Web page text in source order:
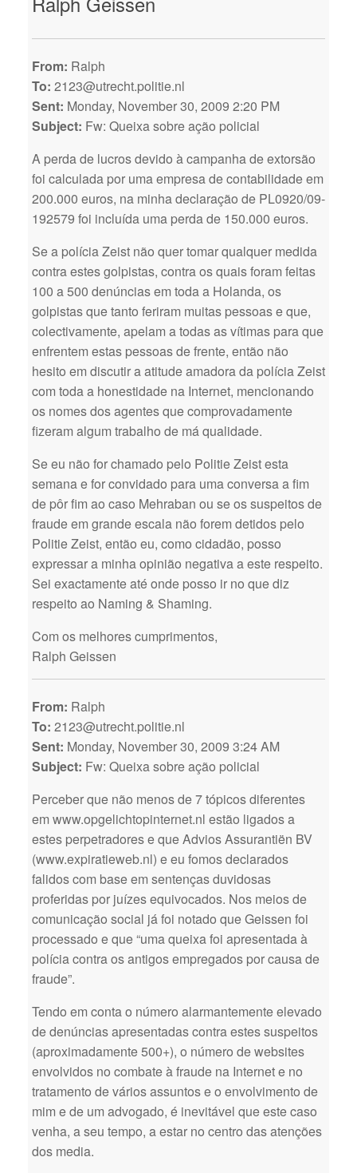
From: Ralph
To: 2123@utrecht.politie.nl
Sent: Monday, November 30, 2009 2:20 PM
Subject: Fw: Queixa sobre ação policial
A perda de lucros devido à campanha de extorsão
foi calculada por uma empresa de contabilidade em
200.000 euros, na minha declaração de PL0920/09-
192579 foi incluída uma perda de 150.000 euros.
Se a polícia Zeist não quer tomar qualquer medida
contra estes golpistas, contra os quais foram feitas
100 a 500 denúncias em toda a Holanda, os
golpistas que tanto feriram muitas pessoas e que,
colectivamente, apelam a todas as vítimas para que
enfrentem estas pessoas de frente, então não
hesito em discutir a atitude amadora da polícia Zeist
com toda a honestidade na Internet, mencionando
os nomes dos agentes que comprovadamente
fizeram algum trabalho de má qualidade.
Se eu não for chamado pelo Politie Zeist esta
semana e for convidado para uma conversa a fim
de pôr fim ao caso Mehraban ou se os suspeitos de
fraude em grande escala não forem detidos pelo
Politie Zeist, então eu, como cidadão, posso
expressar a minha opinião negativa a este respeito.
Sei exactamente até onde posso ir no que diz
respeito ao Naming & Shaming.
Com os melhores cumprimentos,
Ralph Geissen
From: Ralph
To: 2123@utrecht.politie.nl
Sent: Monday, November 30, 2009 3:24 AM
Subject: Fw: Queixa sobre ação policial
Perceber que não menos de 7 tópicos diferentes
em www.opgelichtopinternet.nl estão ligados a
estes perpetradores e que Advios Assurantiën BV
(www.expiratieweb.nl) e eu fomos declarados
falidos com base em sentenças duvidosas
proferidas por juízes equivocados. Nos meios de
comunicação social já foi notado que Geissen foi
processado e que “uma queixa foi apresentada à
polícia contra os antigos empregados por causa de
fraude”.
Tendo em conta o número alarmantemente elevado
de denúncias apresentadas contra estes suspeitos
(aproximadamente 500+), o número de websites
envolvidos no combate à fraude na Internet e no
tratamento de vários assuntos e o envolvimento de
mim e de um advogado, é inevitável que este caso
venha, a seu tempo, a estar no centro das atenções
dos media.